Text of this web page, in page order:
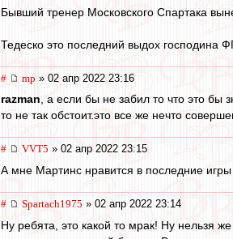
Бывший тренер Московского Спартака
Тедеско это последний выдох господина
# mp » 02 апр 2022 23:16
razman, а если бы не забил то что это бы
то не так обстоит.это все же нечто
# VVT5 » 02 апр 2022 23:15
А мне Мартинс нравится в последние
# Spartach1975 » 02 апр 2022 23:14
Ну ребята, это какой то мрак! Ну нельзя